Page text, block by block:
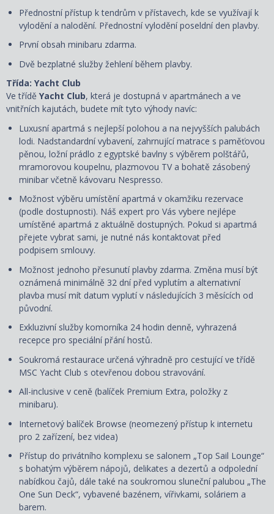
Přednostní přístup k tendrům v přístavech, kde se využívají k
vylodění a nalodění. Přednostní vylodění poseldní den plavby.
První obsah minibaru zdarma.
Dvě bezplatné služby žehlení během plavby.
Třída: Yacht Club
Ve třídě Yacht Club, která je dostupná v apartmánech a ve
vnitřních kajutách, budete mít tyto výhody navíc:
Luxusní apartmá s nejlepší polohou a na nejvyšších palubách
lodi. Nadstandardní vybavení, zahrnující matrace s paměťovou
pěnou, ložní prádlo z egyptské bavlny s výběrem polštářů,
mramorovou koupelnu, plazmovou TV a bohatě zásobený
minibar včetně kávovaru Nespresso.
Možnost výběru umístění apartmá v okamžiku rezervace
(podle dostupnosti). Náš expert pro Vás vybere nejlépe
umístěné apartmá z aktuálně dostupných. Pokud si apartmá
přejete vybrat sami, je nutné nás kontaktovat před
podpisem smlouvy.
Možnost jednoho přesunutí plavby zdarma. Změna musí být
oznámená minimálně 32 dní před vyplutím a alternativní
plavba musí mít datum vyplutí v následujících 3 měsících od
původní.
Exkluzivní služby komorníka 24 hodin denně, vyhrazená
recepce pro speciální přání hostů.
Soukromá restaurace určená výhradně pro cestující ve třídě
MSC Yacht Club s otevřenou dobou stravování.
All-inclusive v ceně (balíček Premium Extra, položky z
minibaru).
Internetový balíček Browse (neomezený přístup k internetu
pro 2 zařízení, bez videa)
Přístup do privátního komplexu se salonem „Top Sail Lounge“
s bohatým výběrem nápojů, delikates a dezertů a odpolední
nabídkou čajů, dále také na soukromou sluneční palubou „The
One Sun Deck“, vybavené bazénem, vířivkami, soláriem a
barem.